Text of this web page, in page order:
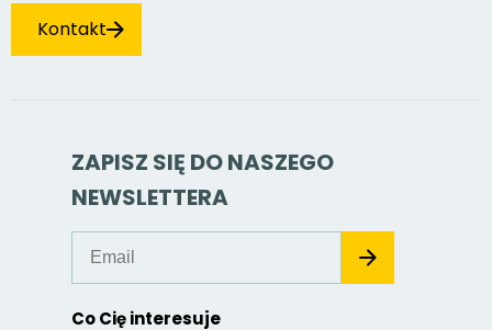
Kontakt
ZAPISZ SIĘ DO NASZEGO
NEWSLETTERA
Co Cię interesuje